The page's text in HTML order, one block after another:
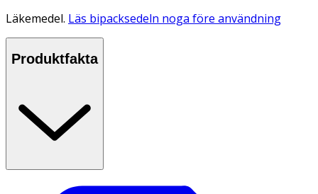
Läkemedel. Läs bipacksedeln noga före användning
Produktfakta